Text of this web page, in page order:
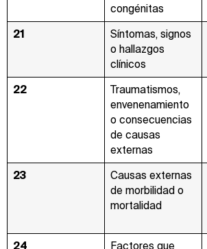
congénitas
21
Síntomas, signos
o hallazgos
clínicos
22
Traumatismos,
envenenamiento
o consecuencias
de causas
externas
23
Causas externas
de morbilidad o
mortalidad
24
Factores que